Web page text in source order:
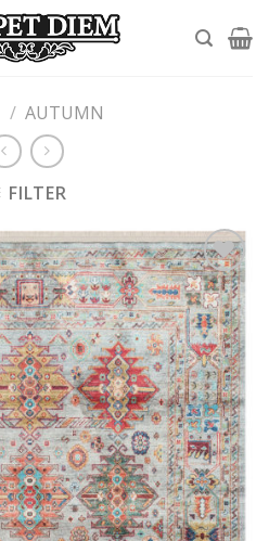
/ AUTUMN
FILTER
Add to
wishlist